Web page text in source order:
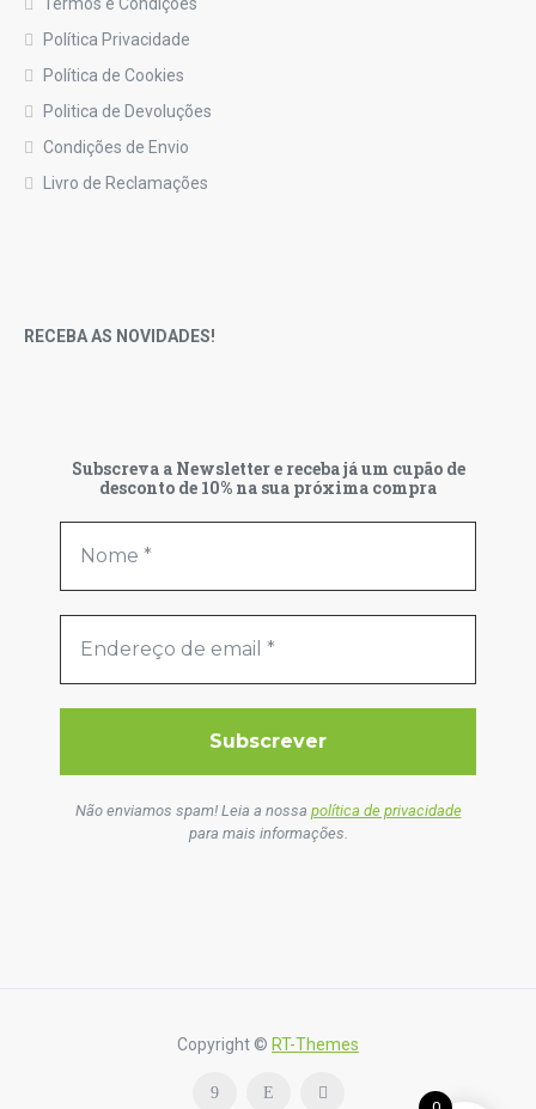
Política Privacidade
Política de Cookies
Politica de Devoluções
Condições de Envio
Livro de Reclamações
RECEBA AS NOVIDADES!
Subscreva a Newsletter e receba já um cupão de
desconto de 10% na sua próxima compra
Não enviamos spam! Leia a nossa política de privacidade
para mais informações.
Copyright © RT-Themes